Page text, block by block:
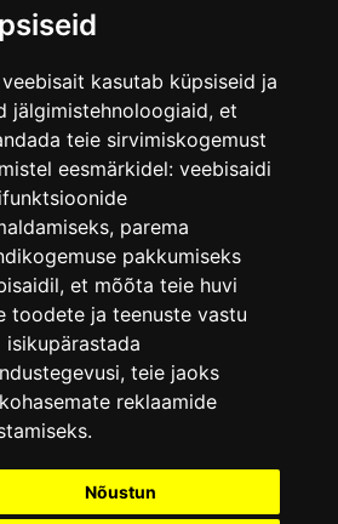
veebisait kasutab küpsiseid ja
jälgimistehnoloogiaid, et
teie sirvimiskogemust
eesmärkidel: veebisaidi
, parema
pakkumiseks
, et mõõta teie huvi
toodete ja teenuste vastu
isikupärastada
, teie jaoks
reklaamide
.
Nõustun
Linnamuuseum
Vene 17
9-17(+372) 610 4178